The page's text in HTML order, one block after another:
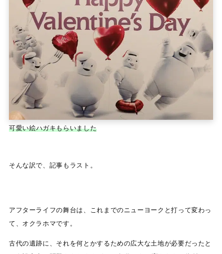
可愛い絵ハガキもらいました
そんな訳で、記事もラスト。
アフターライフの舞台は、これまでのニューヨークと打って変わっ
て、オクラホマです。
古代の遺跡に、それを何とかするための広大な土地が必要だったと